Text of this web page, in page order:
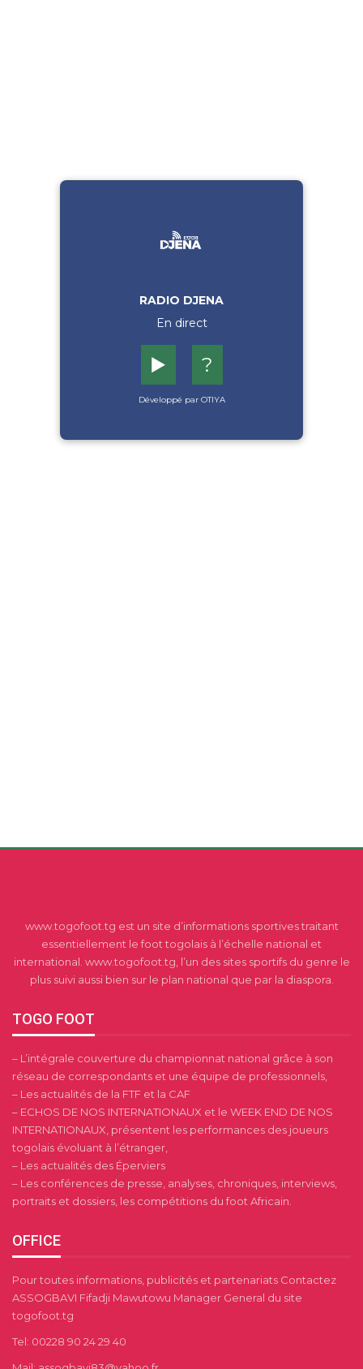
RADIO DJENA
En direct
▶️ ?
Développé par OTIYA
www.togofoot.tg est un site d’informations sportives traitant
essentiellement le foot togolais à l’échelle national et
international. www.togofoot.tg, l’un des sites sportifs du genre le
plus suivi aussi bien sur le plan national que par la diaspora.
TOGO FOOT
– L’intégrale couverture du championnat national grâce à son
réseau de correspondants et une équipe de professionnels,
– Les actualités de la FTF et la CAF
– ECHOS DE NOS INTERNATIONAUX et le WEEK END DE NOS
INTERNATIONAUX, présentent les performances des joueurs
togolais évoluant à l’étranger,
– Les actualités des Éperviers
– Les conférences de presse, analyses, chroniques, interviews,
portraits et dossiers, les compétitions du foot Africain.
OFFICE
Pour toutes informations, publicités et partenariats Contactez
ASSOGBAVI Fifadji Mawutowu Manager General du site
togofoot.tg
Tel: 00228 90 24 29 40